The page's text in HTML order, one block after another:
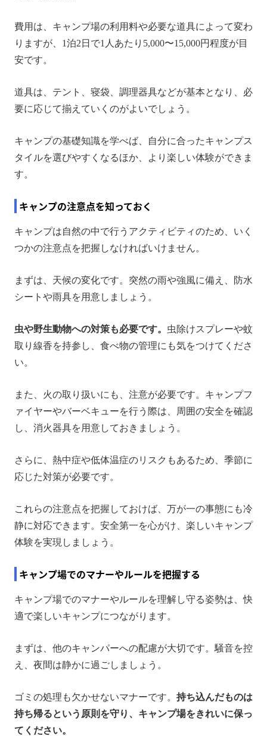
費用は、キャンプ場の利用料や必要な道具によって変わ
りますが、1泊2日で1人あたり5,000〜15,000円程度が目
安です。
道具は、テント、寝袋、調理器具などが基本となり、必
要に応じて揃えていくのがよいでしょう。
キャンプの基礎知識を学べば、自分に合ったキャンプス
タイルを選びやすくなるほか、より楽しい体験ができま
す。
キャンプの注意点を知っておく
キャンプは自然の中で行うアクティビティのため、いく
つかの注意点を把握しなければいけません。
まずは、天候の変化です。突然の雨や強風に備え、防水
シートや雨具を用意しましょう。
虫や野生動物への対策も必要です。 虫除けスプレーや蚊
取り線香を持参し、食べ物の管理にも気をつけてくださ
い。
また、火の取り扱いにも、注意が必要です。キャンプフ
ァイヤーやバーベキューを行う際は、周囲の安全を確認
し、消火器具を用意しておきましょう。
さらに、熱中症や低体温症のリスクもあるため、季節に
応じた対策が必要です。
これらの注意点を把握しておけば、万が一の事態にも冷
静に対応できます。安全第一を心がけ、楽しいキャンプ
体験を実現しましょう。
キャンプ場でのマナーやルールを把握する
キャンプ場でのマナーやルールを理解し守る姿勢は、快
適で楽しいキャンプにつながります。
まずは、他のキャンパーへの配慮が大切です。騒音を控
え、夜間は静かに過ごしましょう。
ゴミの処理も欠かせないマナーです。 持ち込んだものは
持ち帰るという原則を守り、キャンプ場をきれいに保っ
てください。